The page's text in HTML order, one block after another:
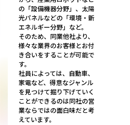
の「設備機器分野」、太陽
光パネルなどの「環境・新
エネルギー分野」など。
そのため、同業他社より、
様々な業界のお客様とお付
き合いをすることが可能で
す。
社員によっては、自動車、
家電など、得意なジャンル
を見つけて掘り下げていく
ことができるのは同社の営
業ならではの面白味だと考
えています。